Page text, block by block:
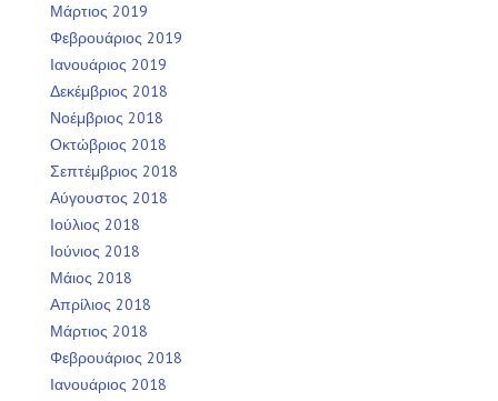
Μάρτιος 2019
Φεβρουάριος 2019
Ιανουάριος 2019
Δεκέμβριος 2018
Νοέμβριος 2018
Οκτώβριος 2018
Σεπτέμβριος 2018
Αύγουστος 2018
Ιούλιος 2018
Ιούνιος 2018
Μάιος 2018
Απρίλιος 2018
Μάρτιος 2018
Φεβρουάριος 2018
Ιανουάριος 2018